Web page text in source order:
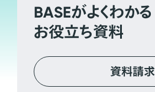
BASEがよくわかる
お役立ち資料
資料請求